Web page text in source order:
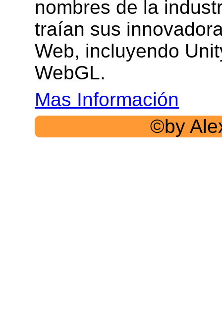
nombres de la
traían sus
Web, incluyendo
WebGL.
Mas Información
©by